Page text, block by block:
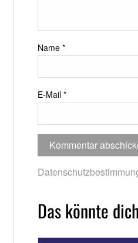
Name *
E-Mail *
Das könnte